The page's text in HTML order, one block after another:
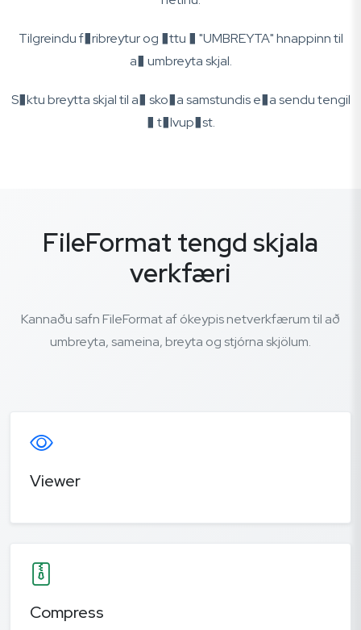
Tilgreindu f�ribreytur og �ttu � "UMBREYTA" hnappinn til
a� umbreyta skjal.
S�ktu breytta skjal til a� sko�a samstundis e�a sendu tengil
� t�lvup�st.
FileFormat tengd skjala
verkfæri
Kannaðu safn FileFormat af ókeypis netverkfærum til að
umbreyta, sameina, breyta og stjórna skjölum.
Viewer
Compress